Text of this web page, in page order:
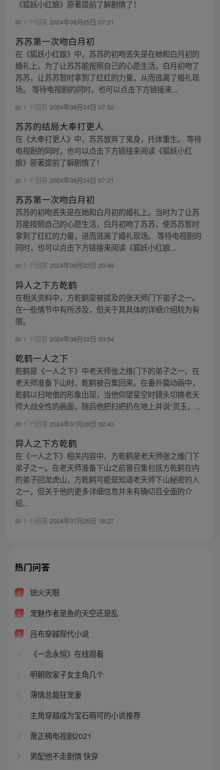
《狐妖小红娘》原著提前了解剧情了！
1 个回答 2024年08月25日 07:21
苏苏第一次吻白月初
在《狐妖小红娘》中，苏苏的初吻丢失是在她和白月初的
婚礼上。为了让苏苏能按照自己的心愿生活，白月初吻了
苏苏，让苏苏暂时拿到了红红的力量，从而逃离了婚礼现
场。 等待电视剧的同时，也可以点击下方链接来...
1 个回答 2024年08月24日 07:52
苏苏的结局大奉打更人
在《大奉打更人》中，苏苏放弃了鬼身，托体重生。 等待
电视剧的同时，也可以点击下方链接来阅读《狐妖小红
娘》原著提前了解剧情了！
1 个回答 2024年08月24日 07:21
苏苏第一次吻白月初
苏苏的初吻丢失是在她和白月初的婚礼上。当时为了让苏
苏能按照自己的心愿生活，白月初吻了苏苏，使苏苏暂时
拿到了红红的力量，进而逃离了婚礼现场。 等待电视剧的
同时，也可以点击下方链接来阅读《狐妖小红娘...
1 个回答 2024年08月23日 20:49
异人之下方乾鹤
在相关资料中，方乾鹤是被提及的张天师门下弟子之一。
在一些情节中有所涉及，但关于其具体的详细介绍较为有
限。
1 个回答 2024年08月03日 00:54
乾鹤一人之下
乾鹤是《一人之下》中老天师张之维门下的弟子之一。在
老天师准备下山时，乾鹤被召集回来。在番外篇动画中，
乾鹤以扫地僧的形象出现，当他仰望星空时镜头切换老天
师大战全性的画面，随后他把扫把扔在地上并说“灵玉，...
1 个回答 2024年07月28日 02:43
异人之下方乾鹤
在《一人之下》相关内容中，方乾鹤是老天师张之维门下
弟子之一。在老天师准备下山之前曾召集包括方乾鹤在内
的弟子回龙虎山，方乾鹤可能是知道老天师下山秘密的人
之一，但关于他的更多详细信息并未有确切且全面的介
绍...
1 个回答 2024年07月25日 18:27
热门问答
1 铳火天眼
2 宠魅作者是鱼的天空还是乱
3 吕布穿越现代小说
4 《一念永恒》在线观看
5 明朝败家子女主角几个
6 薄情总裁狂宠妻
7 主角穿越成为宝石萌可的小说推荐
8 萧正楠电视剧2021
9 男配他不走剧情 快穿